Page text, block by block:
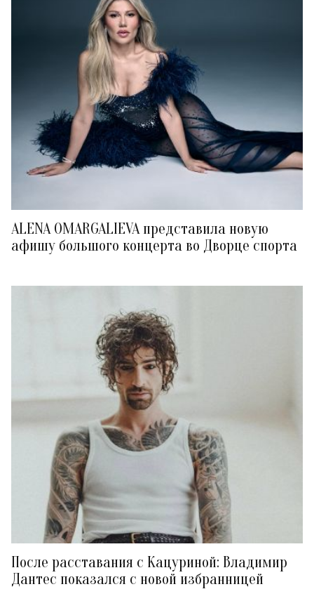
ALENA OMARGALIEVA представила новую
афишу большого концерта во Дворце спорта
После расставания с Кацуриной: Владимир
Дантес показался с новой избранницей